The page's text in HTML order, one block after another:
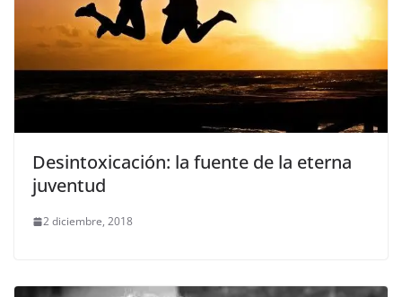
Desintoxicación: la fuente de la eterna
juventud
2 diciembre, 2018